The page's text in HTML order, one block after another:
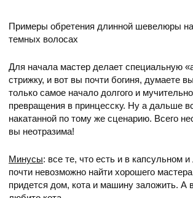
Примеры обретения длинной шевелюры
темных волосах
Для начала мастер делает специальную
стрижку, и вот вы почти богиня, думаете
только самое начало долгого и
превращения в принцесску. Ну а дальше
накатанной по тому же сценарию. Всего
вы неотразима!
Минусы: все те, что есть и в капсульном
почти невозможно найти хорошего
придется дом, кота и машину заложить. А